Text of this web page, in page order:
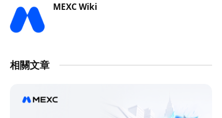
MEXC Wiki
相關文章